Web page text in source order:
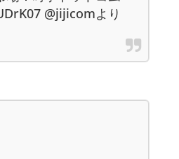
@jijicomより